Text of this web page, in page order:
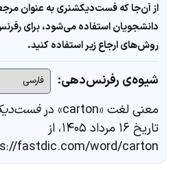
از آن‌جا که فست‌دیکشنری به عنوان
دانشجویان استفاده می‌شود، برای
روش‌های ارجاع زیر استفاده کنید.
شیوه‌ی رفرنس‌دهی:
معنی لغت «carton» در
تاریخ ۱۶ مرداد ۱۴۰۵، از
fastdic.com/word/carton